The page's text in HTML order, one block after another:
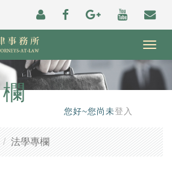
您好~您尚未登入
法學專欄